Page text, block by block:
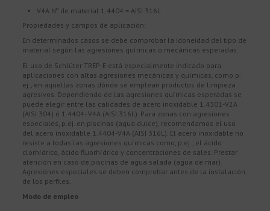
V4A Nº de material 1.4404 = AISI 316L
Propiedades y campos de aplicación:
En determinados casos se debe comprobar la idoneidad del tipo de
material según las agresiones químicas o mecánicas esperadas.
El uso de Schlüter TREP-E está especialmente indicado para
aplicaciones con altas agresiones mecánicas y químicas, como p.
ej., en aquellas zonas dónde se emplean productos de limpieza
agresivos. Dependiendo de las agresiones químicas esperadas se
puede elegir entre las calidades de acero inoxidable 1.4301-V2A
(AISI 304) ó 1.4404- V4A (AISI 316L). Para zonas con agresiones
especiales, p.ej. en piscinas (agua dulce), recomendamos el uso
del acero inoxidable 1.4404-V4A (AISI 316L). El acero inoxidable no
resiste a todas las agresiones químicas como, p.ej., el ácido
clorhídrico, ácido fluorhídrico y concentraciones de sales. Prestar
atención en caso de piscinas de agua salada (agua de mar).
Agresiones especiales se deben comprobar antes de la instalación
de los perfiles.
Modo de empleo